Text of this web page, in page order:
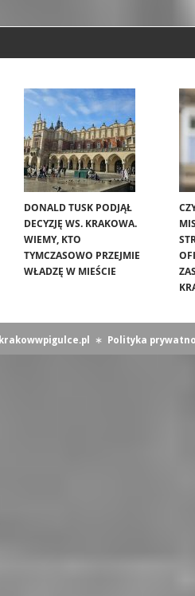
DONALD TUSK PODJĄŁ
DECYZJĘ WS. KRAKOWA.
WIEMY, KTO
TYMCZASOWO PRZEJMIE
WŁADZĘ W MIEŚCIE
krakowwpigulce.pl ∗ Polityka